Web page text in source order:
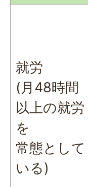
就労
(月48時間
以上の就労
を
常態として
いる)